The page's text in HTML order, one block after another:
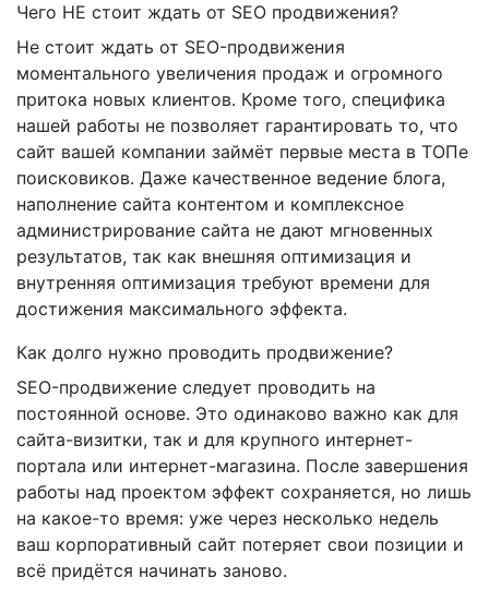
Чего НЕ стоит ждать от SEO продвижения?
Не стоит ждать от SEO-продвижения
моментального увеличения продаж и огромного
притока новых клиентов. Кроме того, специфика
нашей работы не позволяет гарантировать то, что
сайт вашей компании займёт первые места в ТОПе
поисковиков. Даже качественное ведение блога,
наполнение сайта контентом и комплексное
администрирование сайта не дают мгновенных
результатов, так как внешняя оптимизация и
внутренняя оптимизация требуют времени для
достижения максимального эффекта.
Как долго нужно проводить продвижение?
SEO-продвижение следует проводить на
постоянной основе. Это одинаково важно как для
сайта-визитки, так и для крупного интернет-
портала или интернет-магазина. После завершения
работы над проектом эффект сохраняется, но лишь
на какое-то время: уже через несколько недель
ваш корпоративный сайт потеряет свои позиции и
всё придётся начинать заново.